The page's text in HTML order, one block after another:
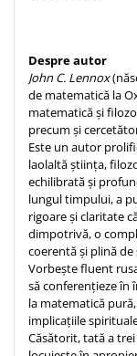
Despre autor
John C. Lennox
de matematică la
matematică și
precum și
Este un autor
laolaltă știința,
echilibrată și
lungul timpului, a
rigoare și claritate
dimpotrivă, o
coerentă și plină
Vorbește fluent
să conferențieze în
la matematică
implicațiile
Căsătorit, tată a